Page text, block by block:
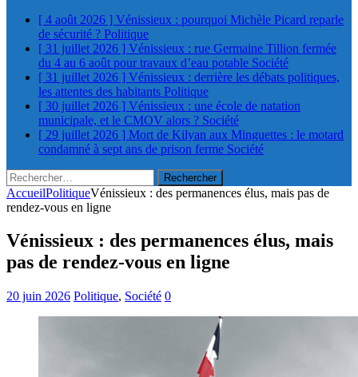
[ 4 août 2026 ] Vénissieux : pourquoi Michèle Picard reparle
de sécurité ? Politique
[ 31 juillet 2026 ] Vénissieux : rue Germaine Tillion fermée
du 4 au 6 août pour travaux d’eau potable Société
[ 31 juillet 2026 ] Vénissieux : derrière les débats politiques,
les attentes des habitants Politique
[ 30 juillet 2026 ] Vénissieux : une école de natation
municipale, et le CMOV alors ? Société
[ 29 juillet 2026 ] Mort de Kilyan aux Minguettes : le motard
condamné à sept ans de prison ferme Société
Rechercher :
AccueilPolitiqueVénissieux : des permanences élus, mais pas de
rendez-vous en ligne
Vénissieux : des permanences élus, mais
pas de rendez-vous en ligne
20 juin 2026 Politique, Société 0